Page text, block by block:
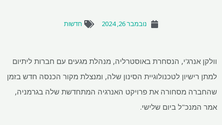
נובמבר 26, 2024 חדשות
הנסחרת באוסטרליה, מנהלת מגעים עם חברות ליתיום
לטכנולוגיית הסינון שלה, ומנצלת מקור הכנסה חדש בזמן
מסחורה את פרויקט האנרגיה המתחדשת שלה בגרמניה,
ביום שלישי.